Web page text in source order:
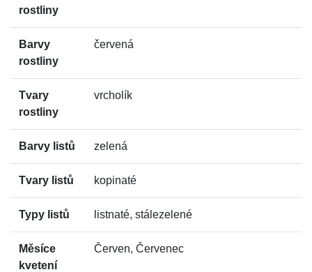
rostliny
Barvy
rostliny
červená
Tvary
rostliny
vrcholík
Barvy listů zelená
Tvary listů kopinaté
Typy listů listnaté, stálezelené
Měsíce
kvetení
Červen, Červenec